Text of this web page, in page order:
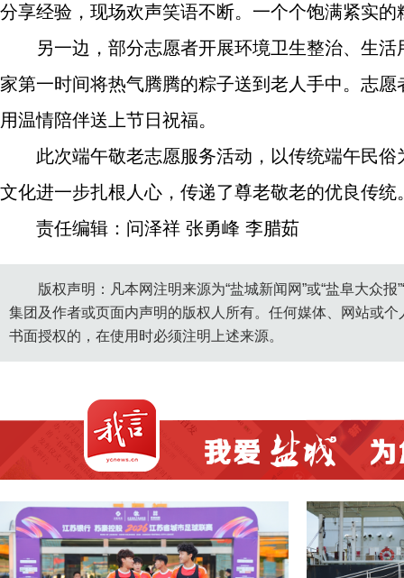
分享经验，现场欢声笑语不断。一个个饱满紧实
另一边，部分志愿者开展环境卫生整治、生
家第一时间将热气腾腾的粽子送到老人手中。志
用温情陪伴送上节日祝福。
此次端午敬老志愿服务活动，以传统端午民
文化进一步扎根人心，传递了尊老敬老的优良传
责任编辑：问泽祥 张勇峰 李腊茹
版权声明：凡本网注明来源为“盐城新闻网”或“盐阜大众
集团及作者或页面内声明的版权人所有。任何媒体、网站或
书面授权的，在使用时必须注明上述来源。